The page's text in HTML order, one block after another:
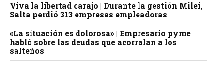
Viva la libertad carajo | Durante la gestión Milei,
Salta perdió 313 empresas empleadoras
«La situación es dolorosa» | Empresario pyme
habló sobre las deudas que acorralan a los
salteños